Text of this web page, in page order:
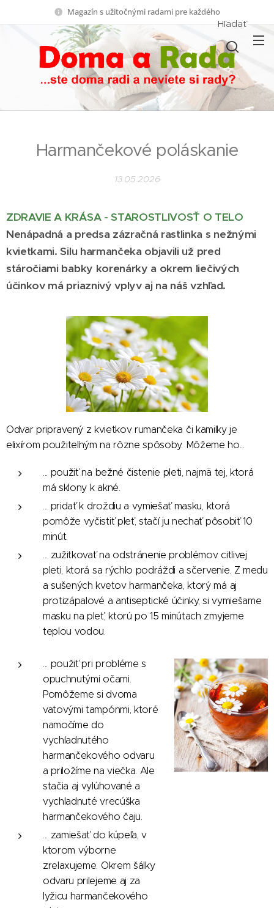
Magazín s užitočnými radami pre každého
Hľadať
Harmančekové poláskanie
13.05.2026
ZDRAVIE A KRÁSA - STAROSTLIVOSŤ O TELO
Nenápadná a predsa zázračná rastlinka s nežnými
kvietkami. Silu harmančeka objavili už pred
stáročiami babky korenárky a okrem liečivých
účinkov má priaznivý vplyv aj na náš vzhľad.
Odvar pripravený z kvietkov rumančeka či kamilky je
elixírom použiteľným na rôzne spôsoby. Môžeme ho...
... použiť na bežné čistenie pleti, najmä tej, ktorá
má sklony k akné.
... pridať k droždiu a vymiešať masku, ktorá
pomôže vyčistiť pleť, stačí ju nechať pôsobiť 10
minút.
... zužitkovať na odstránenie problémov citlivej
pleti, ktorá sa rýchlo podráždi a sčervenie. Z medu
a sušených kvetov harmančeka, ktorý má aj
protizápalové a antiseptické účinky, si vymiešame
masku na pleť, ktorú po 15 minútach zmyjeme
teplou vodou.
... použiť pri probléme s
opuchnutými očami.
Pomôžeme si dvoma
vatovými tampónmi, ktoré
namočíme do
vychladnutého
harmančekového odvaru
a priložíme na viečka. Ale
stačia aj vylúhované a
vychladnuté vrecúška
harmančekového čaju.
... zamiešať do kúpeľa, v
ktorom výborne
zrelaxujeme. Okrem šálky
odvaru prilejeme aj za
lyžicu harmančekového